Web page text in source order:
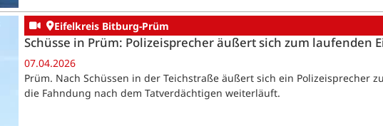
Eifelkreis Bitburg-Prüm
Schüsse in Prüm: Polizeisprecher äußert sich zum laufenden
07.04.2026
Prüm. Nach Schüssen in der Teichstraße äußert sich ein Polizeisprecher
die Fahndung nach dem Tatverdächtigen weiterläuft.